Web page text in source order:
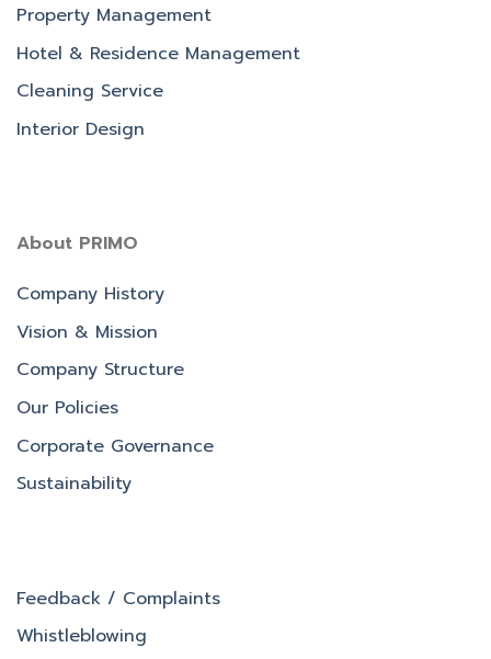
Property Management
Hotel & Residence Management
Cleaning Service
Interior Design
About PRIMO
Company History
Vision & Mission
Company Structure
Our Policies
Corporate Governance
Sustainability
Feedback / Complaints
Whistleblowing